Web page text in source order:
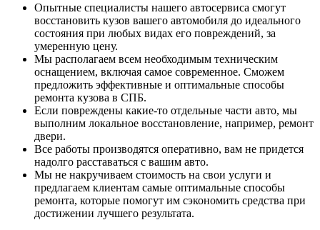
Опытные специалисты нашего автосервиса смогут
восстановить кузов вашего автомобиля до идеального
состояния при любых видах его повреждений, за
умеренную цену.
Мы располагаем всем необходимым техническим
оснащением, включая самое современное. Сможем
предложить эффективные и оптимальные способы
ремонта кузова в СПБ.
Если повреждены какие-то отдельные части авто, мы
выполним локальное восстановление, например, ремонт
двери.
Все работы производятся оперативно, вам не придется
надолго расставаться с вашим авто.
Мы не накручиваем стоимость на свои услуги и
предлагаем клиентам самые оптимальные способы
ремонта, которые помогут им сэкономить средства при
достижении лучшего результата.